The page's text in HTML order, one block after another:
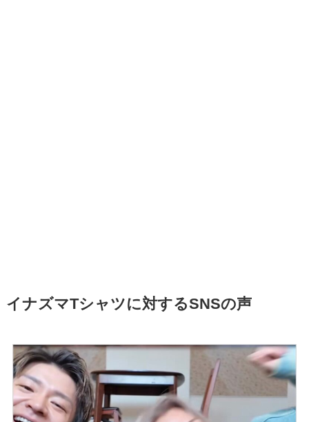
イナズマTシャツに対するSNSの声